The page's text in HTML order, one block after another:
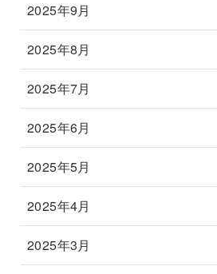
2025年9月
2025年8月
2025年7月
2025年6月
2025年5月
2025年4月
2025年3月